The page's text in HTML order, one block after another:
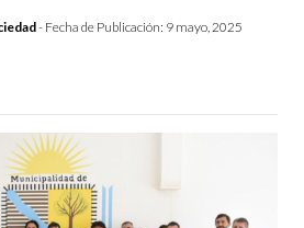
- Fecha de Publicación: 9 mayo, 2025